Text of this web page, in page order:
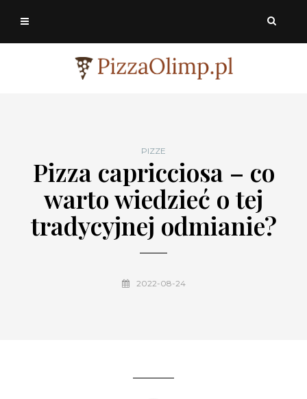
PIZZE
Pizza capricciosa – co
warto wiedzieć o tej
tradycyjnej odmianie?
2022-08-24